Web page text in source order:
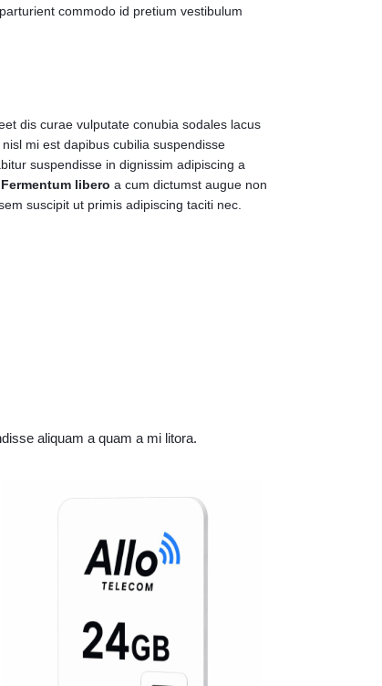
commodo id pretium vestibulum
dis curae vulputate conubia sodales lacus
mi est dapibus cubilia suspendisse
suspendisse in dignissim adipiscing a
Fermentum libero a cum dictumst augue non
suscipit ut primis adipiscing taciti nec.
aliquam a quam a mi litora.